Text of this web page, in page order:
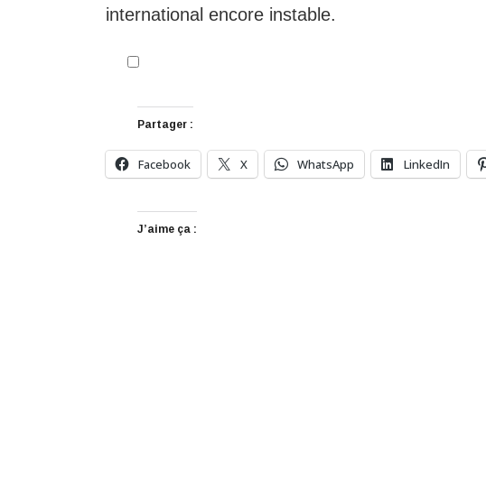
international encore instable.
Partager :
Facebook X WhatsApp LinkedIn
J’aime ça :